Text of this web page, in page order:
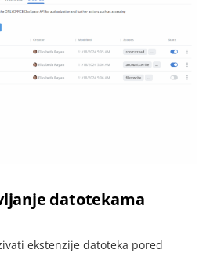
datotekama
ekstenzije datoteka pored